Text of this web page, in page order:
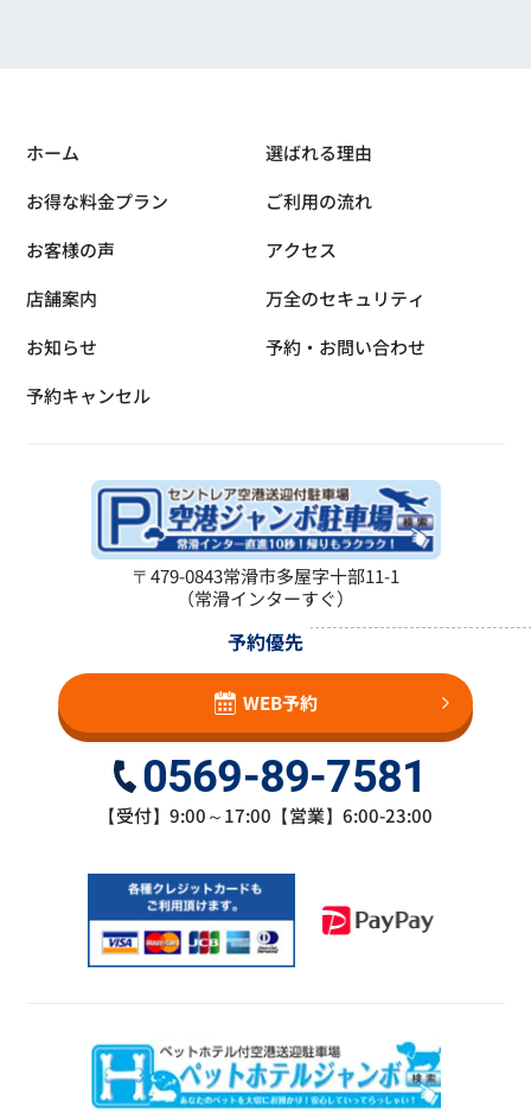
ホーム
選ばれる理由
お得な料金プラン
ご利用の流れ
お客様の声
アクセス
店舗案内
万全のセキュリティ
お知らせ
予約・お問い合わせ
予約キャンセル
〒479-0843常滑市多屋字十部11-1
（常滑インターすぐ）
予約優先
WEB予約
0569-89-7581
【受付】9:00～17:00【営業】6:00-23:00